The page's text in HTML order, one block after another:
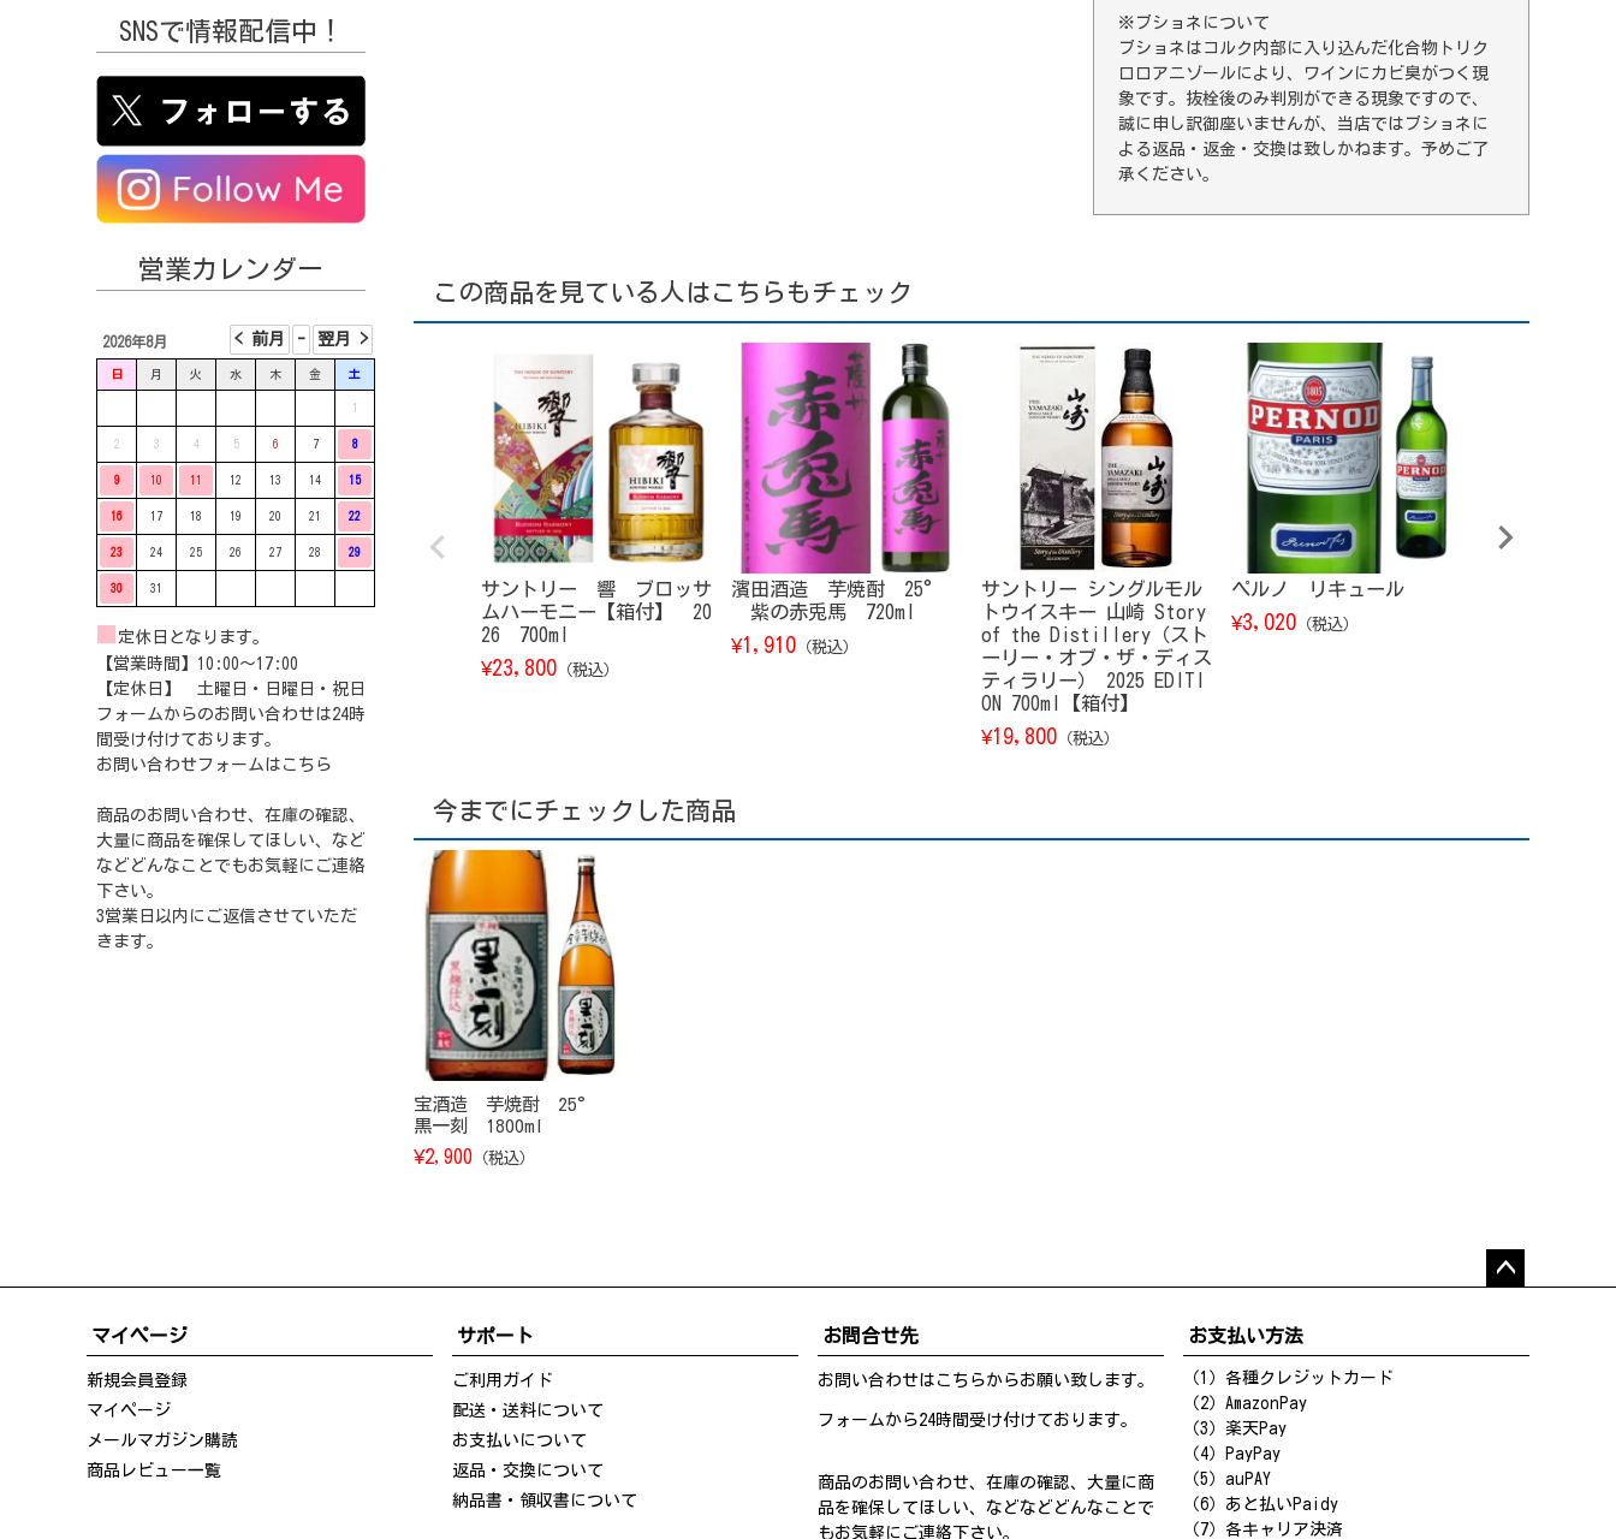
SNSで情報配信中！
営業カレンダー
2026年8月
日 月 火 水 木 金 土
1
2 3 4 5 6 7 8
9 10 11 12 13 14 15
16 17 18 19 20 21 22
23 24 25 26 27 28 29
30 31
定休日となります。
【営業時間】10:00〜17:00
【定休日】 土曜日・日曜日・祝日
フォームからのお問い合わせは24時
間受け付けております。
お問い合わせフォームは こちら
商品のお問い合わせ、在庫の確認、
大量に商品を確保してほしい、など
などどんなことでもお気軽にご連絡
下さい。
3営業日以内にご返信させていただ
きます。
※ブショネについて
ブショネはコルク内部に入り込んだ化合物トリク
ロロアニゾールにより、ワインにカビ臭がつく現
象です。抜栓後のみ判別ができる現象ですので、
誠に申し訳御座いませんが、当店ではブショネに
よる返品・返金・交換は致しかねます。予めご了
承ください。
この商品を見ている人はこちらもチェック
サントリー 響 ブロッサ
ムハーモニー【箱付】 20
26 700ml
¥23,800 （税込）
濱田酒造 芋焼酎 25°
紫の赤兎馬 720ml
¥1,910 （税込）
サントリー シングルモル
トウイスキー 山崎 Story
of the Distillery（スト
ーリー・オブ・ザ・ディス
ティラリー） 2025 EDITI
ON 700ml【箱付】
¥19,800 （税込）
ペルノ リキュール
¥3,020 （税込）
今までにチェックした商品
宝酒造 芋焼酎 25°
黒一刻 1800ml
¥2,900 （税込）
ップ
マイページ
新規会員登録
マイページ
メールマガジン購読
商品レビュー一覧
サポート
ご利用ガイド
配送・送料について
お支払いについて
返品・交換について
納品書・領収書について
お問合せ先
お問い合わせは こちらからお願い致します。
フォームから24時間受け付けております。
商品のお問い合わせ、在庫の確認、大量に商
品を確保してほしい、などなどどんなことで
もお気軽にご連絡下さい。
お支払い方法
（1）各種クレジットカード
（2）AmazonPay
（3）楽天Pay
（4）PayPay
（5）auPAY
（6）あと払いPaidy
（7）各キャリア決済